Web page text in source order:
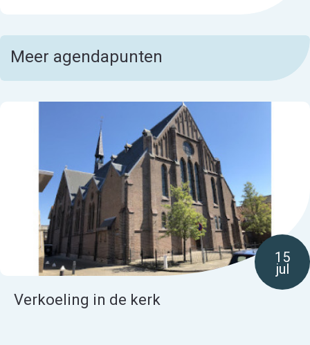
Meer agendapunten
15
jul
Verkoeling in de kerk